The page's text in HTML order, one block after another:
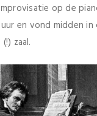
op de
en vond midden
zaal.